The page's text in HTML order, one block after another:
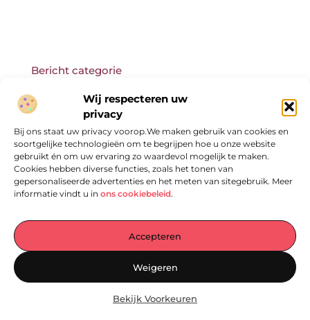
Wij respecteren uw
privacy
Bij ons staat uw privacy voorop.We maken gebruik van cookies en
soortgelijke technologieën om te begrijpen hoe u onze website
gebruikt én om uw ervaring zo waardevol mogelijk te maken.
Cookies hebben diverse functies, zoals het tonen van
gepersonaliseerde advertenties en het meten van sitegebruik. Meer
informatie vindt u in ons cookiebeleid.
Accepteren
Weigeren
Bekijk Voorkeuren
— Ontdek een wereld vol inspirerende verhalen, praktische tips en
inspireren en begin vandaag nog met lezen op
Onze informatie
Bericht categorie